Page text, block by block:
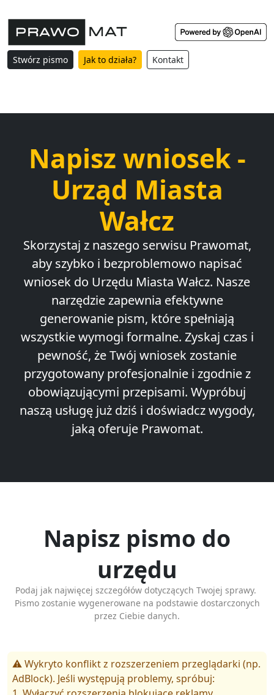
Stwórz pismo Jak to działa? Kontakt
Napisz wniosek -
Urząd Miasta
Wałcz
Skorzystaj z naszego serwisu Prawomat,
aby szybko i bezproblemowo napisać
wniosek do Urzędu Miasta Wałcz. Nasze
narzędzie zapewnia efektywne
generowanie pism, które spełniają
wszystkie wymogi formalne. Zyskaj czas i
pewność, że Twój wniosek zostanie
przygotowany profesjonalnie i zgodnie z
obowiązującymi przepisami. Wypróbuj
naszą usługę już dziś i doświadcz wygody,
jaką oferuje Prawomat.
Napisz pismo do
urzędu
Podaj jak najwięcej szczegółów dotyczących Twojej sprawy.
Pismo zostanie wygenerowane na podstawie dostarczonych
przez Ciebie danych.
⚠️ Wykryto konflikt z rozszerzeniem przeglądarki (np.
AdBlock). Jeśli występują problemy, spróbuj: